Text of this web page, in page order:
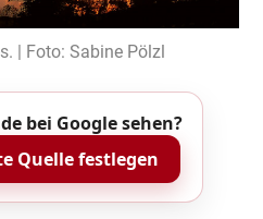
| Foto: Sabine Pölzl
bei Google sehen?
Quelle festlegen